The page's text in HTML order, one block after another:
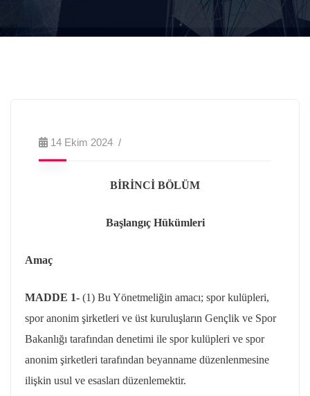
14 Ekim 2024
BİRİNCİ BÖLÜM
Başlangıç Hükümleri
Amaç
MADDE 1- (1) Bu Yönetmeliğin amacı; spor kulüpleri,
spor anonim şirketleri ve üst kuruluşların Gençlik ve Spor
Bakanlığı tarafından denetimi ile spor kulüpleri ve spor
anonim şirketleri tarafından beyanname düzenlenmesine
ilişkin usul ve esasları düzenlemektir.